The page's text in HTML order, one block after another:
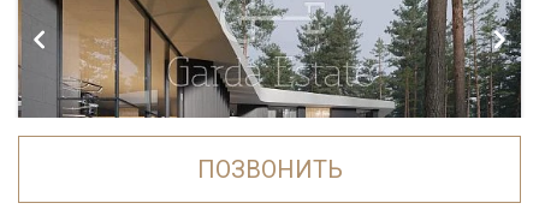
Дом в поселке Агаларов Эстейт
ПОЗВОНИТЬ